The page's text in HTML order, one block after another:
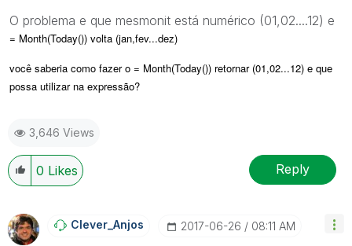
O problema e que mesmonit está numérico (01,02....12) e
= Month(Today()) volta (jan,fev...dez)
você saberia como fazer o = Month(Today()) retornar (01,02...12) e que
possa utilizar na expressão?
3,646 Views
0 Likes Reply
Clever_Anjos ‎2017-06-26 08:11 AM